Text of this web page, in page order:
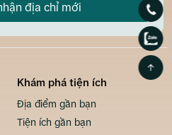
địa chỉ mới
Khám phá tiện ích
Địa điểm gần bạn
Tiện ích gần bạn